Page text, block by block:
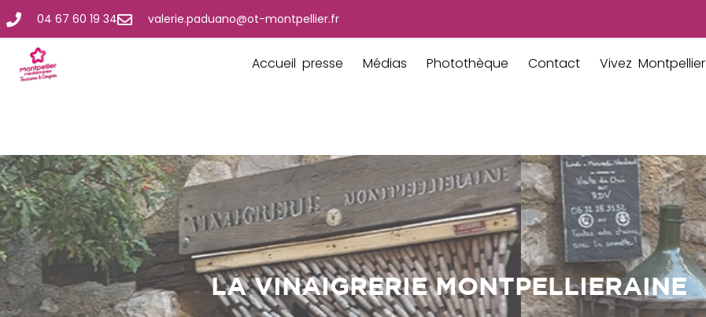
04 67 60 19 34 valerie.paduano@ot-montpellier.fr
Accueil presse Médias Photothèque Contact Vivez Montpellier
LA VINAIGRERIE MONTPELLIERAINE